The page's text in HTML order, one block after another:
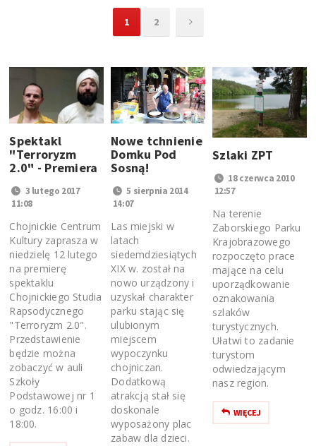
1 2
Spektakl
"Terroryzm
2.0" - Premiera
3 lutego 2017
11:08
Chojnickie Centrum
Kultury zaprasza w
niedzielę 12 lutego
na premierę
spektaklu
Chojnickiego Studia
Rapsodycznego
"Terroryzm 2.0".
Przedstawienie
będzie można
zobaczyć w auli
Szkoły
Podstawowej nr 1
o godz. 16:00 i
18:00.
Nowe tchnienie
Domku Pod
Sosną!
5 sierpnia 2014
14:07
Las miejski w
latach
siedemdziesiątych
XIX w. został na
nowo urządzony i
uzyskał charakter
parku stając się
ulubionym
miejscem
wypoczynku
chojniczan.
Dodatkową
atrakcją stał się
doskonale
wyposażony plac
zabaw dla dzieci.
Szlaki ZPT
18 czerwca 2010
12:57
Na terenie
Zaborskiego Parku
Krajobrazowego
rozpoczęto prace
mające na celu
uporządkowanie
oznakowania
szlaków
turystycznych.
Ułatwi to zadanie
turystom
odwiedzającym
nasz region.
WIĘCEJ